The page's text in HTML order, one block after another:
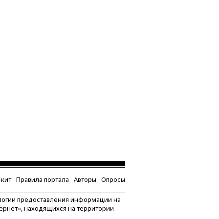
Правила портала Авторы Опросы
предоставления информации на
находящихся на территории